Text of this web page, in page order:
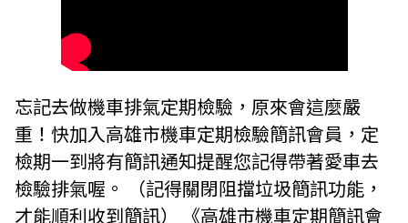
忘記去做機車排氣定期檢驗，原來會這麼嚴
重！快加入高雄市機車定期檢驗簡訊會員，定
檢期一到將有簡訊通知提醒您記得帶著愛車去
檢驗排氣喔。 （記得關閉阻擋垃圾簡訊功能，
才能順利收到簡訊） 《高雄市機車定期簡訊會